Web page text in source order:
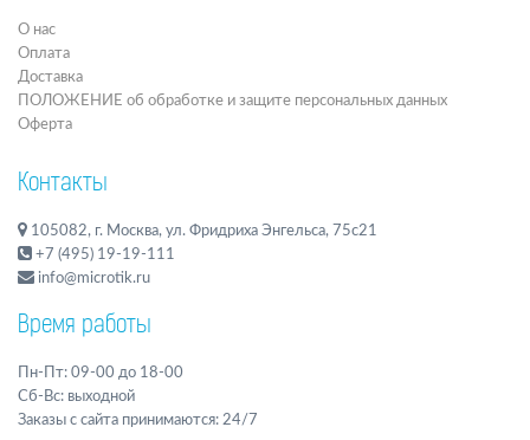
О нас
Оплата
Доставка
ПОЛОЖЕНИЕ об обработке и защите персональных данных
Оферта
Контакты
105082, г. Москва, ул. Фридриха Энгельса, 75с21
+7 (495) 19-19-111
info@microtik.ru
Время работы
Пн-Пт: 09-00 до 18-00
Сб-Вс: выходной
Заказы с сайта принимаются: 24/7